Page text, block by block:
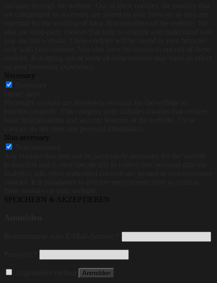
Necessary
Non-necessary
SPEICHERN & AKZEPTIEREN
Anmelden